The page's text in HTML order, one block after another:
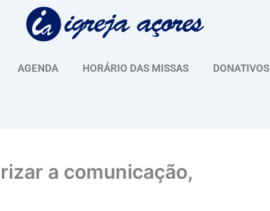
AGENDA HORÁRIO DAS MISSAS DONATIVOS
a comunicação,